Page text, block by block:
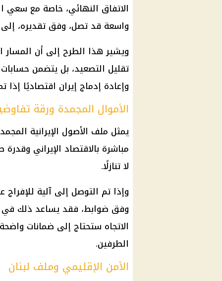
الاتفاق النهائي، خاصة مع سعي
واسعة قد تصل، وفق تقديره،
ويشير هذا الطرح إلى أن
تقليل التصعيد، بل يتضمن
وإعادة إدماج إيران اقتصاديًا
الأموال المجمدة ورقة
يمثل ملف الأصول الإيرانية
مباشرة بالاقتصاد الإيراني
لا تنازلًا.
وإذا تم التوصل إلى آلية
وفق ضوابط، فقد يساعد ذلك في
الاتجاه ستحتاج إلى ضمانات
الطرفين.
الأمن الإقليمي وملف لبنان